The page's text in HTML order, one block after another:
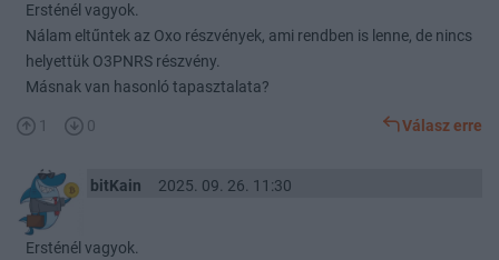
Ersténél vagyok.
Nálam eltűntek az Oxo részvények, ami rendben is lenne, de nincs
helyettük O3PNRS részvény.
Másnak van hasonló tapasztalata?
1 0 Válasz erre
bitKain 2025. 09. 26. 11:30
Ersténél vagyok.